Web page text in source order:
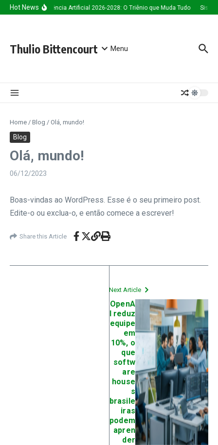
Ir para o conteúdo
Hot NewsInteligência Artificial 2026-2028: O Triênio que Muda Tudo
Thulio Bittencourt Menu
Home / Blog / Olá, mundo!
Blog
Olá, mundo!
06/12/2023
Boas-vindas ao WordPress. Esse é o seu primeiro post.
Edite-o ou exclua-o, e então comece a escrever!
Share this Article
Next Article
OpenA
I reduz
equipe
em
10%, o
que
softw
are
house
s
brasile
iras
podem
apren
der